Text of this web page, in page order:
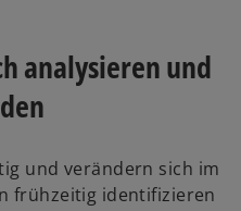
analysieren und
und verändern sich im
frühzeitig identifizieren